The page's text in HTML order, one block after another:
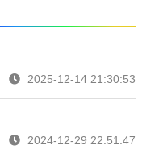
2025-12-14 21:30:53
2024-12-29 22:51:47